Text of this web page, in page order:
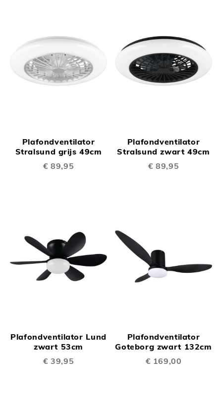
Plafondventilator
Stralsund grijs 49cm
€ 89,95
Plafondventilator
Stralsund zwart 49cm
€ 89,95
Plafondventilator Lund
zwart 53cm
€ 39,95
Plafondventilator
Goteborg zwart 132cm
€ 169,00